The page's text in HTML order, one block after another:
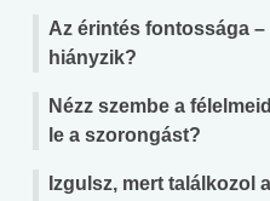
Az érintés fontossága
hiányzik?
Nézz szembe a
le a szorongást?
Izgulsz, mert találkozol